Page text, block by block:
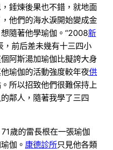
錘煉後果也不錯，就地面
他們的海水淚開始變成金
隨著他學瑜伽。“2008新
，前后差未幾有十三四小
阿斯湯加瑜伽比擬誇大身
瑜伽的活動強度較年夜供
所以招致他們很難保持上
鄰人，隨著我學了三四
歲的雷長根在一張瑜伽
伽。 康德診所只見他各類